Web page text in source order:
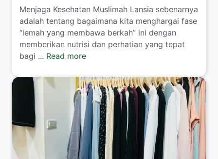
​Menjaga Kesehatan Muslimah Lansia sebenarnya
adalah tentang bagaimana kita menghargai fase
“lemah yang membawa berkah” ini dengan
memberikan nutrisi dan perhatian yang tepat
bagi ... Read more